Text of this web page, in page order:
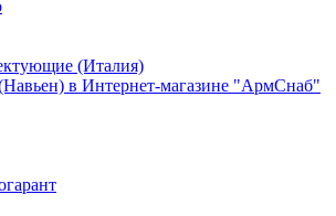
(Италия)
в Интернет-магазине "АрмСнаб"